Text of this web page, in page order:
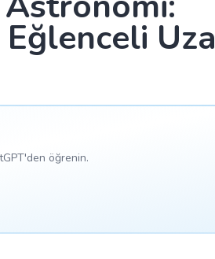
Eğlenceli
öğrenin.